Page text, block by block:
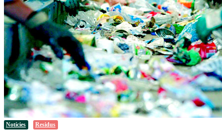
Notícies Residus